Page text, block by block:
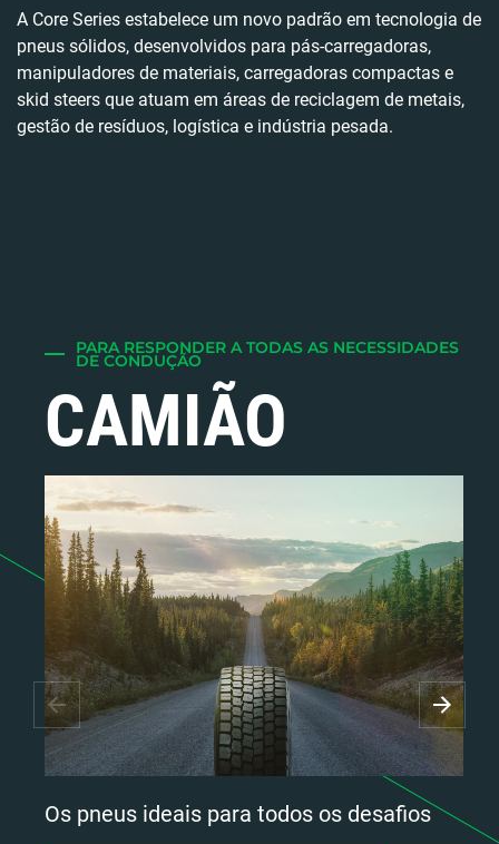
A Core Series estabelece um novo padrão em tecnologia de
pneus sólidos, desenvolvidos para pás-carregadoras,
manipuladores de materiais, carregadoras compactas e
skid steers que atuam em áreas de reciclagem de metais,
gestão de resíduos, logística e indústria pesada.
PARA RESPONDER A TODAS AS NECESSIDADES
DE CONDUÇÃO
CAMIÃO
Os pneus ideais para todos os desafios